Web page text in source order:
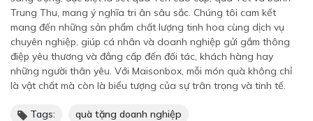
Trung Thu, mang ý nghĩa tri ân sâu sắc. Chúng tôi cam kết
mang đến những sản phẩm chất lượng tinh hoa cùng dịch vụ
chuyên nghiệp, giúp cá nhân và doanh nghiệp gửi gắm thông
điệp yêu thương và đẳng cấp đến đối tác, khách hàng hay
những người thân yêu. Với Maisonbox, mỗi món quà không chỉ
là vật chất mà còn là biểu tượng của sự trân trọng và tinh tế.
Tags: quà tặng doanh nghiệp